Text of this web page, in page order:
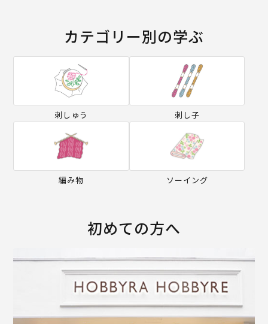
カテゴリー別の学ぶ
刺しゅう 刺し子
編み物 ソーイング
初めての方へ